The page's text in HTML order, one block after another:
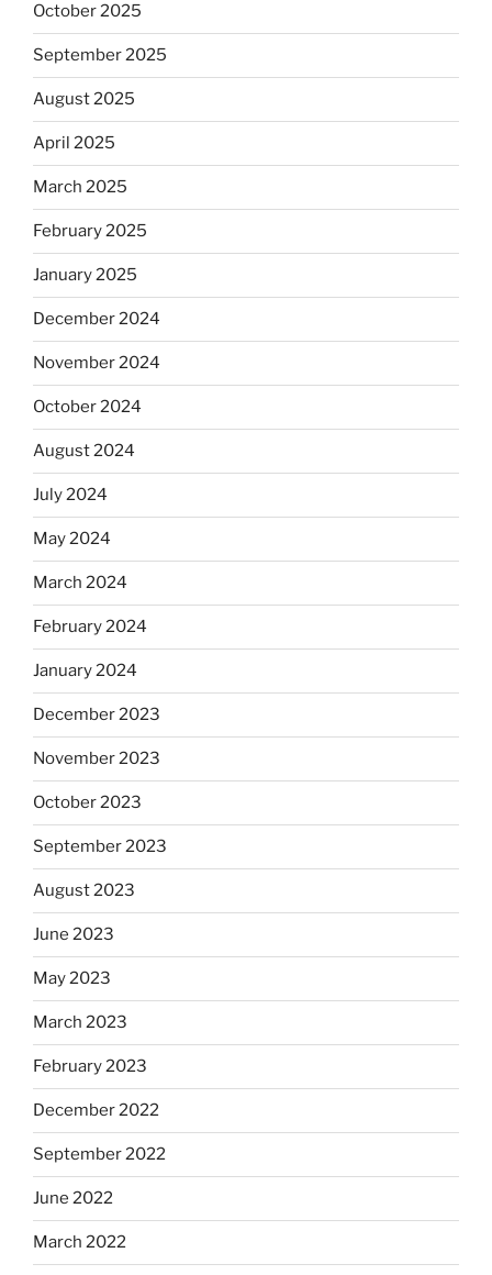
October 2025
September 2025
August 2025
April 2025
March 2025
February 2025
January 2025
December 2024
November 2024
October 2024
August 2024
July 2024
May 2024
March 2024
February 2024
January 2024
December 2023
November 2023
October 2023
September 2023
August 2023
June 2023
May 2023
March 2023
February 2023
December 2022
September 2022
June 2022
March 2022